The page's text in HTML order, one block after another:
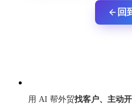
回
用 AI 帮外贸找客户、主动